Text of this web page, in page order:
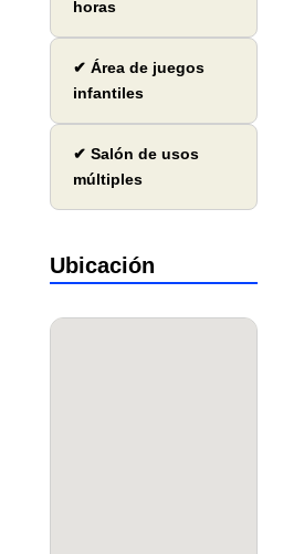
horas
✔ Área de juegos
infantiles
✔ Salón de usos
múltiples
Ubicación